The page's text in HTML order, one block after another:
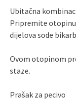
Ubitačna
Pripremite otopinu
dijelova sode
Ovom otopinom
staze.
Prašak za pecivo